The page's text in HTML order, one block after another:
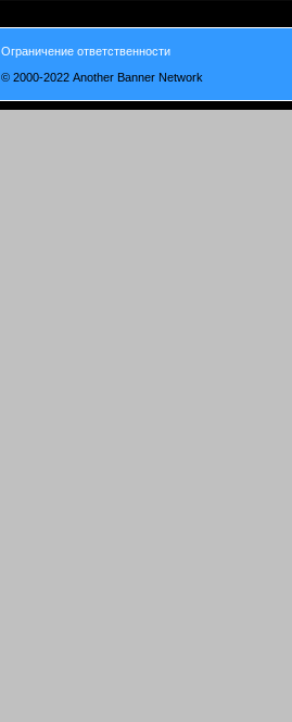
Ограничение ответственности
© 2000-2022 Another Banner Network